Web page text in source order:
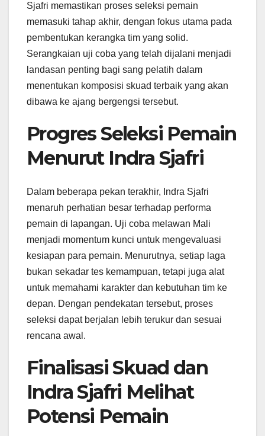
Sjafri memastikan proses seleksi pemain
memasuki tahap akhir, dengan fokus utama pada
pembentukan kerangka tim yang solid.
Serangkaian uji coba yang telah dijalani menjadi
landasan penting bagi sang pelatih dalam
menentukan komposisi skuad terbaik yang akan
dibawa ke ajang bergengsi tersebut.
Progres Seleksi Pemain
Menurut Indra Sjafri
Dalam beberapa pekan terakhir, Indra Sjafri
menaruh perhatian besar terhadap performa
pemain di lapangan. Uji coba melawan Mali
menjadi momentum kunci untuk mengevaluasi
kesiapan para pemain. Menurutnya, setiap laga
bukan sekadar tes kemampuan, tetapi juga alat
untuk memahami karakter dan kebutuhan tim ke
depan. Dengan pendekatan tersebut, proses
seleksi dapat berjalan lebih terukur dan sesuai
rencana awal.
Finalisasi Skuad dan
Indra Sjafri Melihat
Potensi Pemain